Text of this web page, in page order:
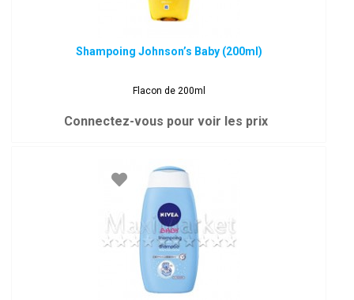
Shampoing Johnson’s Baby (200ml)
Flacon de 200ml
Connectez-vous pour voir les prix